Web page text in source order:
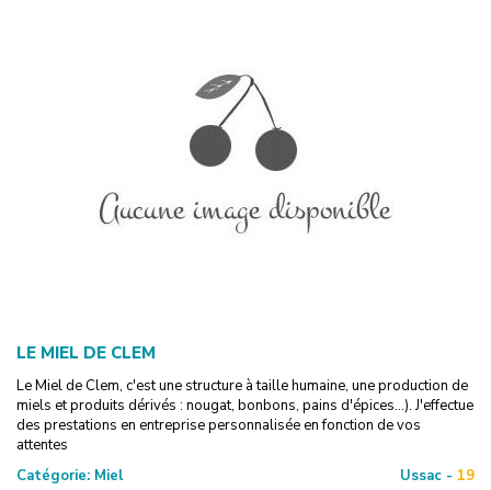
LE MIEL DE CLEM
Le Miel de Clem, c'est une structure à taille humaine, une production de
miels et produits dérivés : nougat, bonbons, pains d'épices...). J'effectue
des prestations en entreprise personnalisée en fonction de vos
attentes
Catégorie: Miel Ussac - 19